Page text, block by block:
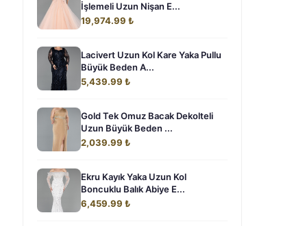
İşlemeli Uzun Nişan E...
19,974.99 ₺
Lacivert Uzun Kol Kare Yaka Pullu
Büyük Beden A...
5,439.99 ₺
Gold Tek Omuz Bacak Dekolteli
Uzun Büyük Beden ...
2,039.99 ₺
Ekru Kayık Yaka Uzun Kol
Boncuklu Balık Abiye E...
6,459.99 ₺